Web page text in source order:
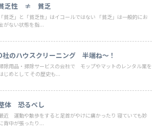
乏性 ≠ 貧乏
「貧乏」と「貧乏性」はイコールではない 「貧乏」は一般的にお
がない状態を指...
社のハウスクリーニング 半端ね～！
除用品・掃除サービスの会社で モップやマットのレンタル業を
じめとして その歴史も...
体 恐るべし
近 運動や散歩をすると足首がやけに痛かったり 寝ていても妙
背中が張ったり...